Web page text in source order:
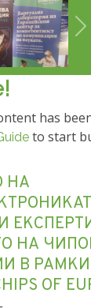
has
to start
НА
НА
В
OF